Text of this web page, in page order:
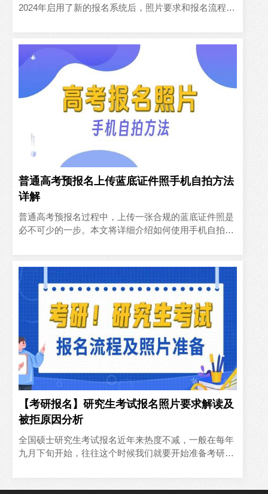
2024年启用了新的报名系统后，照片要求和报名流程都
普通高考预报名上传蓝底证件照手机自拍方法
详解
普通高考预报名过程中，上传一张合规的蓝底证件照是
必不可少的一步。本文将详细介绍如何使用手机自拍并
【考研报名】研究生考试报名照片要求解读及
被拒原因分析
全国硕士研究生考试报名近年来热度不减，一般在每年
九月下旬开始，往往这个时候我们就要开始准备考研证